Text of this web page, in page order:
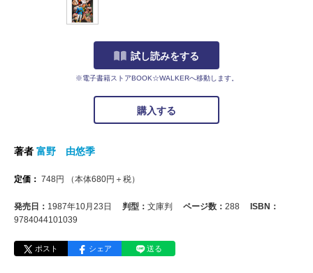
試し読みをする
※電子書籍ストアBOOK☆WALKERへ移動します。
購入する
著者 富野 由悠季
定価： 748円 （本体680円＋税）
発売日： 1987年10月23日 判型： 文庫判 ページ数： 288
ISBN：
9784044101039
ポスト シェア 送る